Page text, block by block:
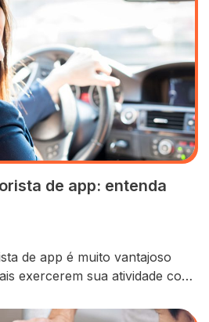
com e sem experiência….
de app: entenda
de app é muito vantajoso
exercerem sua atividade com
riscos como furtos, roubos e